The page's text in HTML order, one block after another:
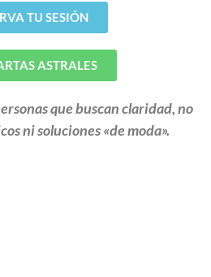
TU SESIÓN
ASTRALES
que buscan claridad, no
ni soluciones «de moda».